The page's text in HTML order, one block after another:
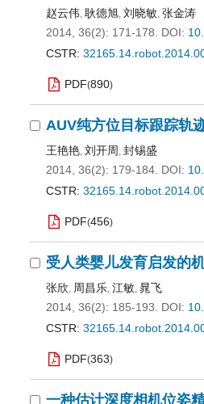
赵云伟, 耿德旭, 刘晓敏, 张金涛
2014, 36(2): 171-178.
DOI:
CSTR:
PDF(890)
AUV纯方位目标跟踪轨
王艳艳, 刘开周 , 封锡盛
2014, 36(2): 179-184. DOI:
CSTR:
PDF(456)
受人类婴儿发育启发的
张欣, 周昌乐, 江敏, 晁飞
2014, 36(2): 185-193.
DOI:
CSTR:
PDF(363)
一种估计深度相机位姿